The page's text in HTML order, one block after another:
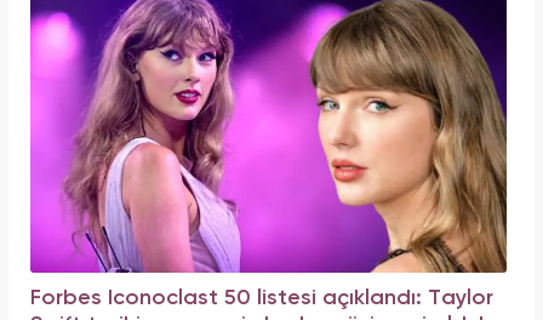
Forbes Iconoclast 50 listesi açıklandı: Taylor